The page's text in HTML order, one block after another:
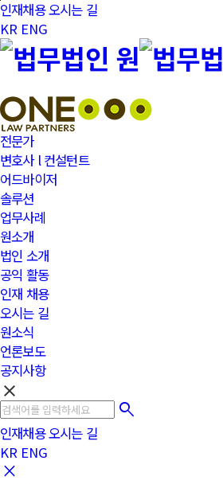
본문바로가기
인재채용오시는 길
KR ENG
전문가
변호사 l 컨설턴트
어드바이저
솔루션
업무사례
원소개
법인 소개
공익 활동
인재 채용
오시는 길
원소식
언론보도
공지사항
clear
인재채용오시는 길
KR ENG